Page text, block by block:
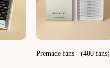
Premade fans - (400 fans)